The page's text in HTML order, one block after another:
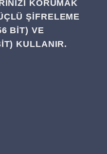
KORUMAK
ŞIFRELEME
BIT) VE
KULLANIR.